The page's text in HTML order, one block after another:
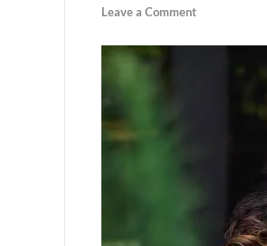
Leave a Comment